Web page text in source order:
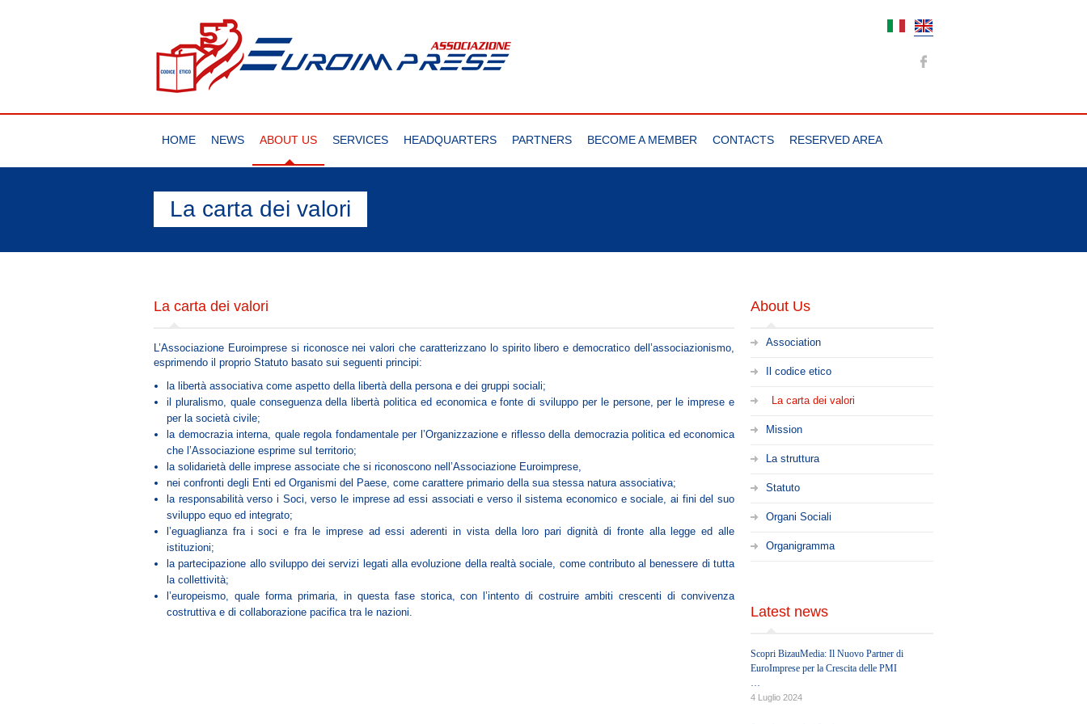
HOME NEWS ABOUT US SERVICES HEADQUARTERS PARTNERS BECOME A MEMBER CONTACTS RESERVED AREA
La carta dei valori
La carta dei valori
L’Associazione Euroimprese si riconosce nei valori che caratterizzano lo spirito libero e democratico dell’associazionismo,
esprimendo il proprio Statuto basato sui seguenti principi:
la libertà associativa come aspetto della libertà della persona e dei gruppi sociali;
il pluralismo, quale conseguenza della libertà politica ed economica e fonte di sviluppo per le persone, per le imprese e
per la società civile;
la democrazia interna, quale regola fondamentale per l’Organizzazione e riflesso della democrazia politica ed economica
che l’Associazione esprime sul territorio;
la solidarietà delle imprese associate che si riconoscono nell’Associazione Euroimprese,
nei confronti degli Enti ed Organismi del Paese, come carattere primario della sua stessa natura associativa;
la responsabilità verso i Soci, verso le imprese ad essi associati e verso il sistema economico e sociale, ai fini del suo
sviluppo equo ed integrato;
l’eguaglianza fra i soci e fra le imprese ad essi aderenti in vista della loro pari dignità di fronte alla legge ed alle
istituzioni;
la partecipazione allo sviluppo dei servizi legati alla evoluzione della realtà sociale, come contributo al benessere di tutta
la collettività;
l’europeismo, quale forma primaria, in questa fase storica, con l’intento di costruire ambiti crescenti di convivenza
costruttiva e di collaborazione pacifica tra le nazioni.
About Us
Association
Il codice etico
La carta dei valori
Mission
La struttura
Statuto
Organi Sociali
Organigramma
Latest news
Scopri BizauMedia: Il Nuovo Partner di
EuroImprese per la Crescita delle PMI
EUROIMPRESE è entusiasta di annunciare
4 Luglio 2024